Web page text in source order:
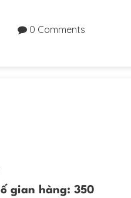
0 Comments
gian hàng: 350